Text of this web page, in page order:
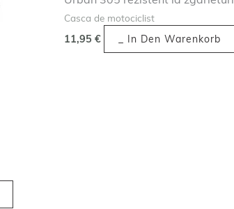
Casca de motociclist
11,95€ _ In Den Warenkorb